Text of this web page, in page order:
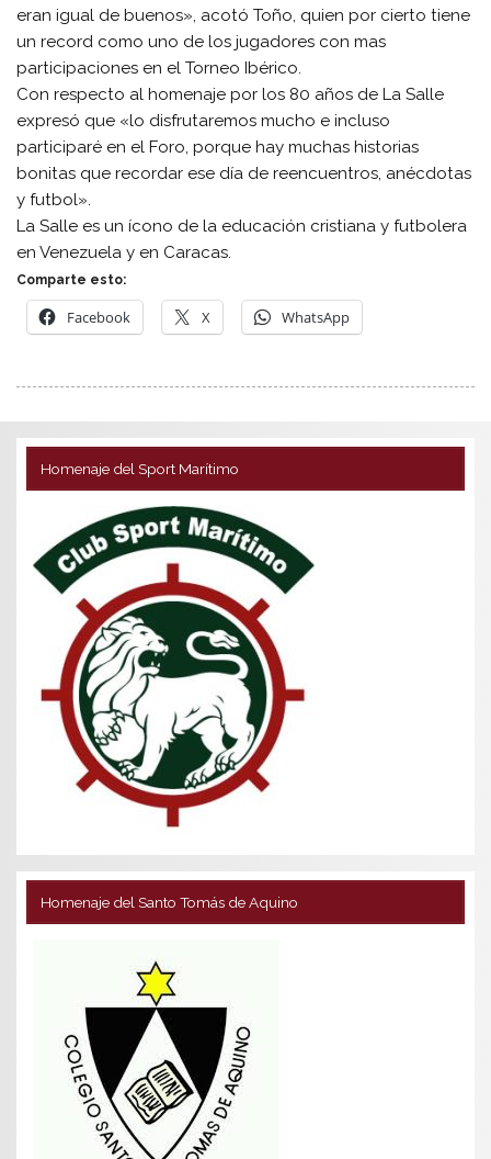
eran igual de buenos», acotó Toño, quien por cierto tiene
un record como uno de los jugadores con mas
participaciones en el Torneo Ibérico.
Con respecto al homenaje por los 80 años de La Salle
expresó que «lo disfrutaremos mucho e incluso
participaré en el Foro, porque hay muchas historias
bonitas que recordar ese día de reencuentros, anécdotas
y futbol».
La Salle es un ícono de la educación cristiana y futbolera
en Venezuela y en Caracas.
Comparte esto:
Facebook X WhatsApp
Homenaje del Sport Marítimo
Homenaje del Santo Tomás de Aquino